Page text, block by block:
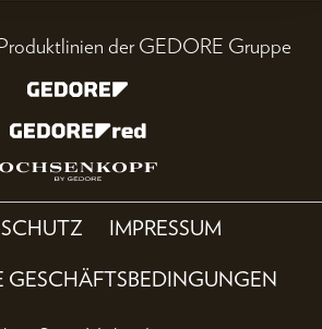
der GEDORE Gruppe
IMPRESSUM
GESCHÄFTSBEDINGUNGEN